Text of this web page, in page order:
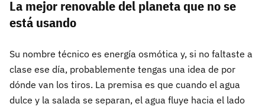
La mejor renovable del planeta que no se
está usando
Su nombre técnico es energía osmótica y, si no faltaste a
clase ese día, probablemente tengas una idea de por
dónde van los tiros. La premisa es que cuando el agua
dulce y la salada se separan, el agua fluye hacia el lado